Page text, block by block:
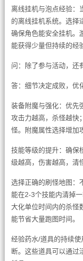
离线挂机与泡点经验：
的离线挂机系统。选择
确保角色能安全挂机。
能获得少量但持续的经
问：除了参与活动，还
答：细节决定成败，优
装备附魔与强化：优先
攻击力越高，杀怪越快
怪。附魔属性选择增加
技能等级的提升：确保
级越高，伤害越高，清
选择正确的刷怪地图：
能在2-3个技能内清掉
大化单位时间内的杀怪
能节省大量跑图时间。
经验药水/道具的持续
断。这些道具可以通过